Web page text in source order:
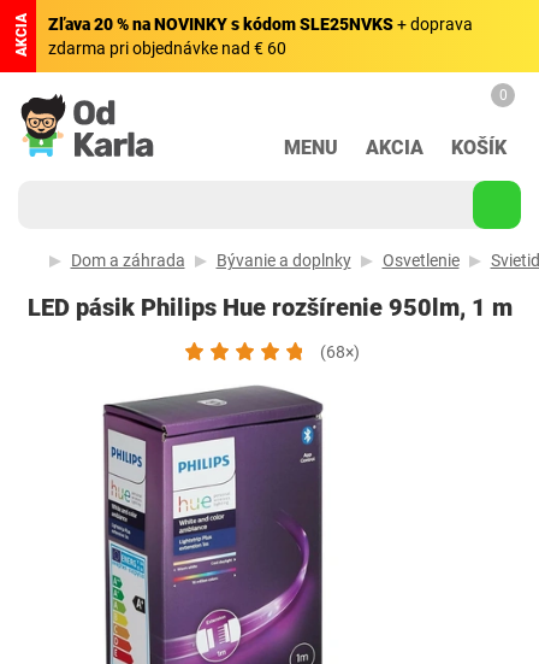
AKCIA Zľava 20 % na NOVINKY s kódom SLE25NVKS+ doprava
zdarma pri objednávke nad € 60
MENU AKCIA
0
KOŠÍK
Dom a záhrada Bývanie a doplnky Osvetlenie
LED pásik Philips Hue rozšírenie 950lm, 1 m
(68×)